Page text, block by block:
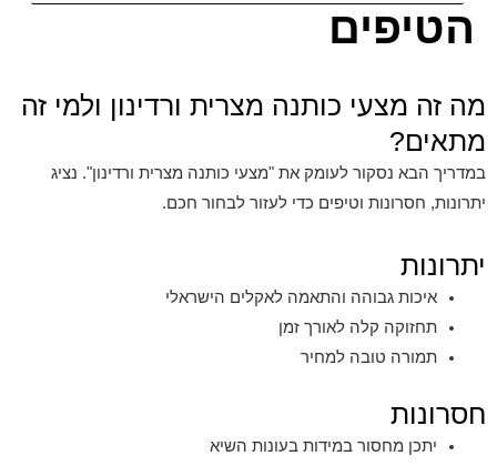
הטיפים
מה זה מצעי כותנה מצרית ורדינון ולמי זה
מתאים?
במדריך הבא נסקור לעומק את "מצעי כותנה מצרית ורדינון". נציג
יתרונות, חסרונות וטיפים כדי לעזור לבחור חכם.
יתרונות
איכות גבוהה והתאמה לאקלים הישראלי
תחזוקה קלה לאורך זמן
תמורה טובה למחיר
חסרונות
יתכן מחסור במידות בעונות השיא